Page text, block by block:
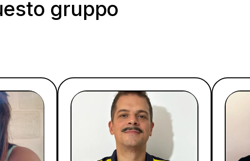
gruppo